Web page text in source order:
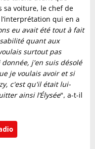
sa voiture, le chef de
qui en a
eu avait été tout à fait
quant aux
surtout pas
j'en suis désolé
je voulais avoir et si
c'est qu'il était lui-
ainsi l’Élysée", a-t-il